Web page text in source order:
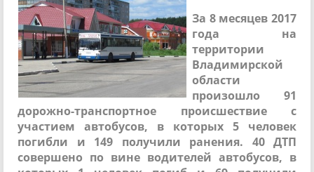
За 8 месяцев 2017
года на
территории
Владимирской
области
произошло 91
дорожно-транспортное происшествие с
участием автобусов, в которых 5 человек
погибли и 149 получили ранения. 40 ДТП
совершено по вине водителей автобусов, в